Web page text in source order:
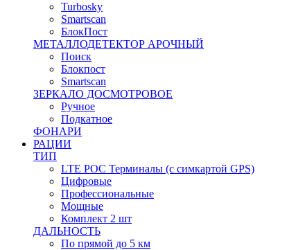
Turbosky
Smartscan
БлокПост
МЕТАЛЛОДЕТЕКТОР АРОЧНЫЙ
Поиск
Блокпост
Smartscan
ЗЕРКАЛО ДОСМОТРОВОЕ
Ручное
Подкатное
ФОНАРИ
РАЦИИ
ТИП
LTE POC Терминалы (с симкартой GPS)
Цифровые
Профессиональные
Мощные
Комплект 2 шт
ДАЛЬНОСТЬ
По прямой до 5 км